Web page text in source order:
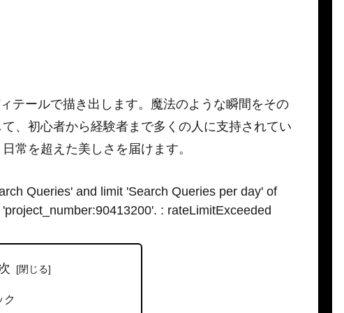
テールで描き出します。魔法のような瞬間をその
、初心者から経験者まで多くの人に支持されてい
常を超えた美しさを届けます。
Queries' and limit 'Search Queries per day' of
: rateLimitExceeded
ク